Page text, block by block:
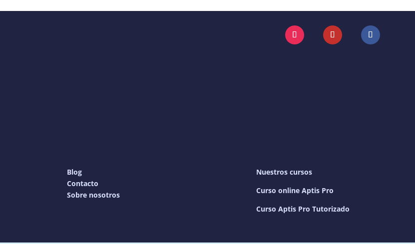
Blog
Contacto
Sobre nosotros
Nuestros cursos
Curso online Aptis Pro
Curso Aptis Pro Tutorizado